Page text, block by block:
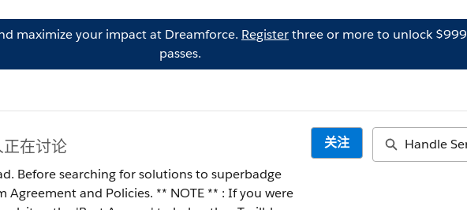
maximize your impact at Dreamforce. Registerthree or more to unlock $999
passes.
在讨论
Before searching for solutions to superbadge
** NOTE ** : If you were
关注